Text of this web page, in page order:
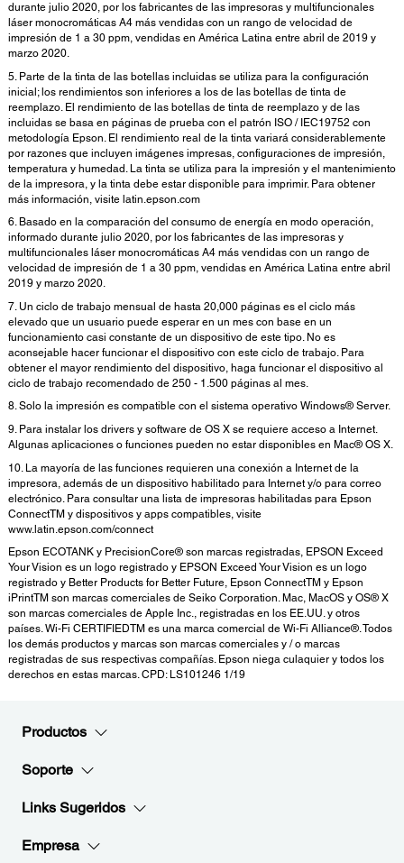
durante julio 2020, por los fabricantes de las impresoras y multifuncionales
láser monocromáticas A4 más vendidas con un rango de velocidad de
impresión de 1 a 30 ppm, vendidas en América Latina entre abril de 2019 y
marzo 2020.
5. Parte de la tinta de las botellas incluidas se utiliza para la configuración
inicial; los rendimientos son inferiores a los de las botellas de tinta de
reemplazo. El rendimiento de las botellas de tinta de reemplazo y de las
incluidas se basa en páginas de prueba con el patrón ISO / IEC19752 con
metodología Epson. El rendimiento real de la tinta variará considerablemente
por razones que incluyen imágenes impresas, configuraciones de impresión,
temperatura y humedad. La tinta se utiliza para la impresión y el mantenimiento
de la impresora, y la tinta debe estar disponible para imprimir. Para obtener
más información, visite latin.epson.com
6. Basado en la comparación del consumo de energía en modo operación,
informado durante julio 2020, por los fabricantes de las impresoras y
multifuncionales láser monocromáticas A4 más vendidas con un rango de
velocidad de impresión de 1 a 30 ppm, vendidas en América Latina entre abril
2019 y marzo 2020.
7. Un ciclo de trabajo mensual de hasta 20,000 páginas es el ciclo más
elevado que un usuario puede esperar en un mes con base en un
funcionamiento casi constante de un dispositivo de este tipo. No es
aconsejable hacer funcionar el dispositivo con este ciclo de trabajo. Para
obtener el mayor rendimiento del dispositivo, haga funcionar el dispositivo al
ciclo de trabajo recomendado de 250 - 1.500 páginas al mes.
8. Solo la impresión es compatible con el sistema operativo Windows® Server.
9. Para instalar los drivers y software de OS X se requiere acceso a Internet.
Algunas aplicaciones o funciones pueden no estar disponibles en Mac® OS X.
10. La mayoría de las funciones requieren una conexión a Internet de la
impresora, además de un dispositivo habilitado para Internet y/o para correo
electrónico. Para consultar una lista de impresoras habilitadas para Epson
ConnectTM y dispositivos y apps compatibles, visite
www.latin.epson.com/connect
Epson ECOTANK y PrecisionCore® son marcas registradas, EPSON Exceed
Your Vision es un logo registrado y EPSON Exceed Your Vision es un logo
registrado y Better Products for Better Future, Epson ConnectTM y Epson
iPrintTM son marcas comerciales de Seiko Corporation. Mac, MacOS y OS® X
son marcas comerciales de Apple Inc., registradas en los EE.UU. y otros
países. Wi-Fi CERTIFIEDTM es una marca comercial de Wi-Fi Alliance®. Todos
los demás productos y marcas son marcas comerciales y / o marcas
registradas de sus respectivas compañías. Epson niega culaquier y todos los
derechos en estas marcas. CPD: LS101246 1/19
Productos
Soporte
Links Sugeridos
Empresa